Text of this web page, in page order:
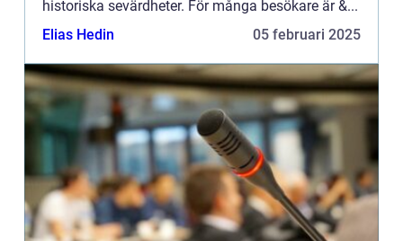
historiska sevärdheter. För många besökare är &...
Elias Hedin
05 februari 2025